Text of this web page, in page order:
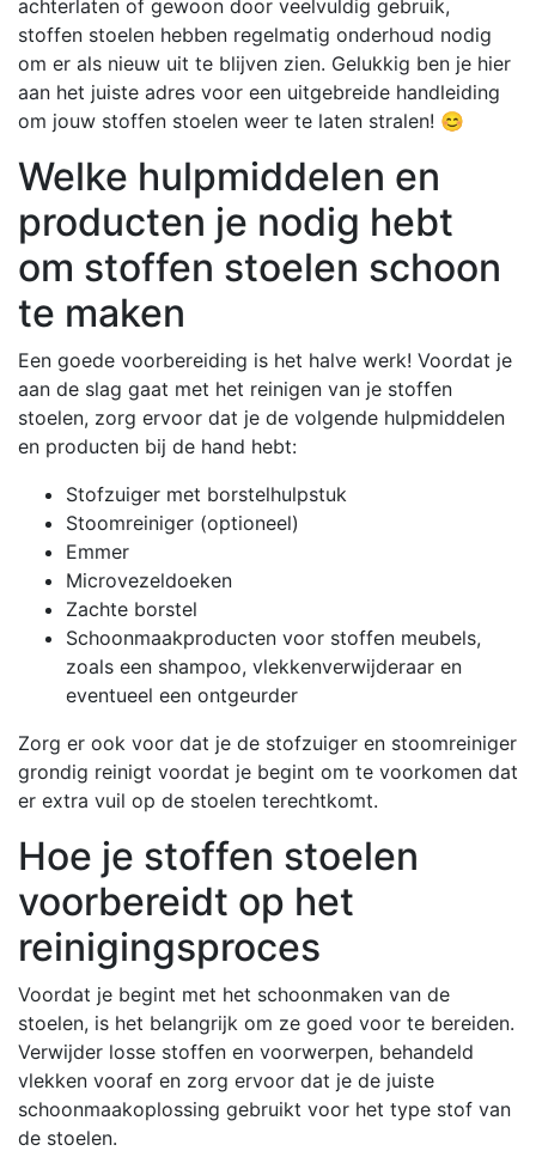
achterlaten of gewoon door veelvuldig gebruik,
stoffen stoelen hebben regelmatig onderhoud nodig
om er als nieuw uit te blijven zien. Gelukkig ben je hier
aan het juiste adres voor een uitgebreide handleiding
om jouw stoffen stoelen weer te laten stralen! 😊
Welke hulpmiddelen en
producten je nodig hebt
om stoffen stoelen schoon
te maken
Een goede voorbereiding is het halve werk! Voordat je
aan de slag gaat met het reinigen van je stoffen
stoelen, zorg ervoor dat je de volgende hulpmiddelen
en producten bij de hand hebt:
Stofzuiger met borstelhulpstuk
Stoomreiniger (optioneel)
Emmer
Microvezeldoeken
Zachte borstel
Schoonmaakproducten voor stoffen meubels,
zoals een shampoo, vlekkenverwijderaar en
eventueel een ontgeurder
Zorg er ook voor dat je de stofzuiger en stoomreiniger
grondig reinigt voordat je begint om te voorkomen dat
er extra vuil op de stoelen terechtkomt.
Hoe je stoffen stoelen
voorbereidt op het
reinigingsproces
Voordat je begint met het schoonmaken van de
stoelen, is het belangrijk om ze goed voor te bereiden.
Verwijder losse stoffen en voorwerpen, behandeld
vlekken vooraf en zorg ervoor dat je de juiste
schoonmaakoplossing gebruikt voor het type stof van
de stoelen.